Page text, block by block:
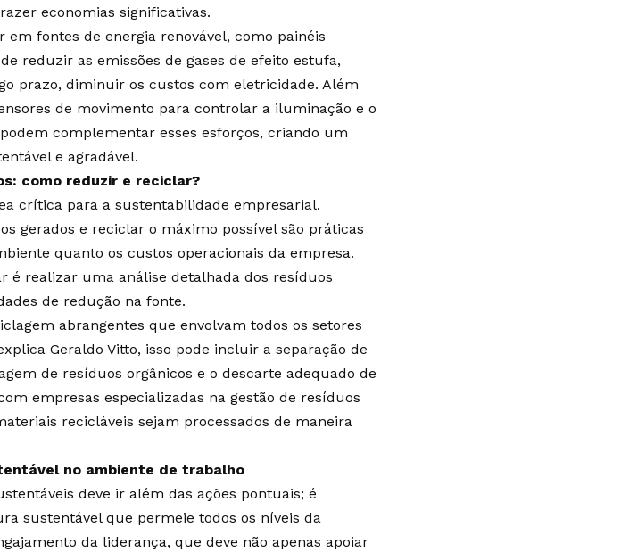
economias significativas.
fontes de energia renovável, como painéis
reduzir as emissões de gases de efeito estufa,
prazo, diminuir os custos com eletricidade. Além
de movimento para controlar a iluminação e o
complementar esses esforços, criando um
e agradável.
como reduzir e reciclar?
crítica para a sustentabilidade empresarial.
gerados e reciclar o máximo possível são práticas
quanto os custos operacionais da empresa.
é realizar uma análise detalhada dos resíduos
de redução na fonte.
abrangentes que envolvam todos os setores
Geraldo Vitto, isso pode incluir a separação de
de resíduos orgânicos e o descarte adequado de
empresas especializadas na gestão de resíduos
recicláveis sejam processados de maneira
no ambiente de trabalho
deve ir além das ações pontuais; é
sustentável que permeie todos os níveis da
da liderança, que deve não apenas apoiar